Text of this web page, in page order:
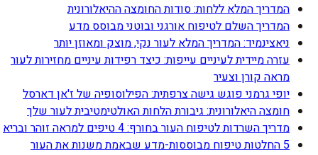
המדריך המלא ללחות: סודות החומצה ההיאלורונית
המדריך השלם לטיפוח אורגני ובוטני מבוסס מדע
ניאצינמיד: המדריך המלא לעור נקי, מוצק ומאוזן יותר
עזרה מיידית לעיניים עייפות: כיצד רפידות עיניים מחזירות לעור
מראה קורן וצעיר
יופי גרמני פוגש גישה צרפתית: הפילוסופיה של ז'אן דארסל
חומצה היאלורונית: גיבורת הלחות האולטימטיבית לעור שלך
מדריך השרדות לטיפוח העור בחורף: 4 טיפים למראה זוהר ובריא
5 החלטות טיפוח מבוססות-מדע שבאמת משנות את העור